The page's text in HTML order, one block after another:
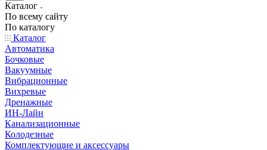
Каталог
По всему сайту
По каталогу
Каталог
Автоматика
Бочковые
Вакуумные
Вибрационные
Вихревые
Дренажные
ИН-Лайн
Канализационные
Колодезные
Комплектующие и аксессуары